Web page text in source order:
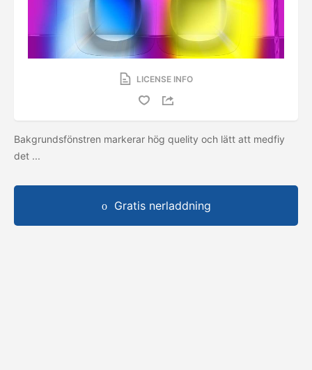
LICENSE INFO
Bakgrundsfönstren markerar hög quelity och lätt att medfiy
det ...
Gratis nerladdning